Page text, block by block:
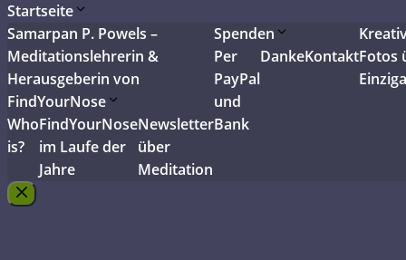
Startseite
Samarpan P. Powels –
Meditationslehrerin &
Herausgeberin von
FindYourNose
Who
is?
FindYourNose
im Laufe der
Jahre
Newsletter
über
Meditation
Spenden
Per
PayPal
und
Bank
DankeKontaktFotos
Schließen